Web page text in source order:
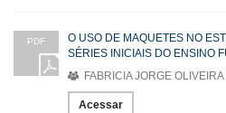
PDF
O USO DE MAQUETES NO
SÉRIES INICIAIS DO ENSINO
FABRICIA JORGE
Acessar